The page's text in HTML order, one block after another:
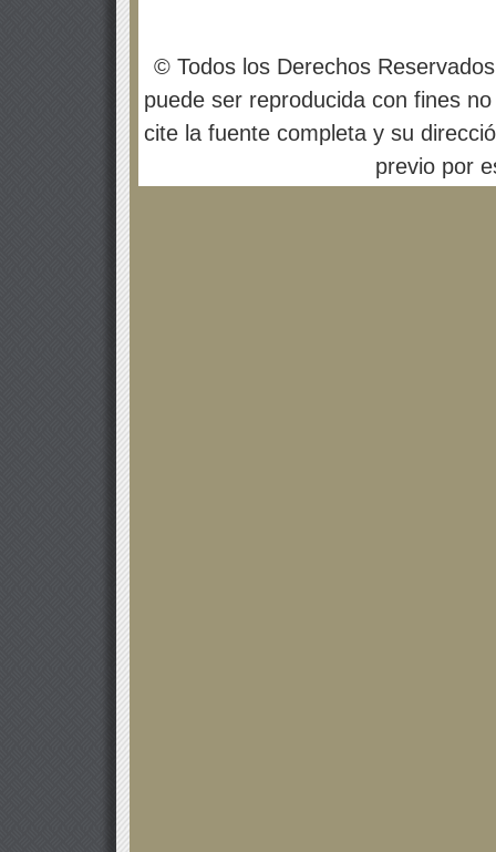
© Todos los Derechos
puede ser reproducida con fines
cite la fuente completa y su
previo por